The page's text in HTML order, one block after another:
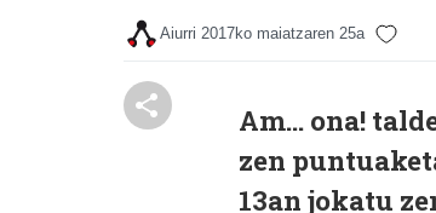
Aiurri 2017ko maiatzaren 25a
Am… ona!
zen
13an jokatu